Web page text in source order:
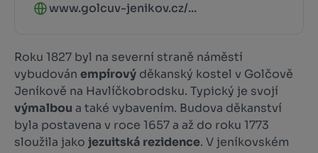
www.golcuv-jenikov.cz/...
Roku 1827 byl na severní straně náměstí
vybudován empírový děkanský kostel v Golčově
Jeníkově na Havlíčkobrodsku. Typický je svojí
výmalbou a také vybavením. Budova děkanství
byla postavena v roce 1657 a až do roku 1773
sloužila jako jezuitská rezidence. V jeníkovském